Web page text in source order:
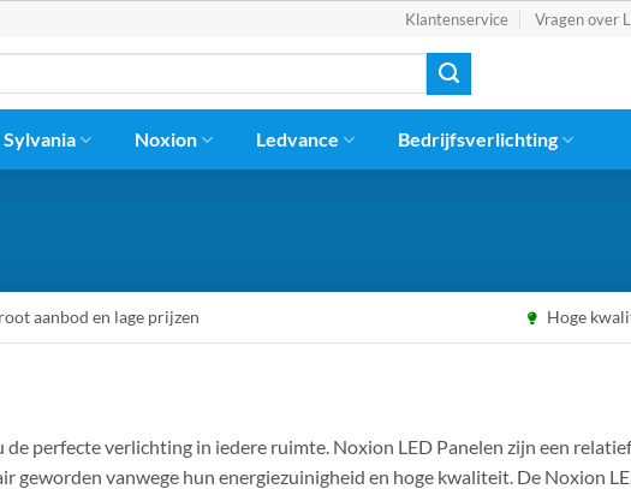
Klantenservice Vragen over
Sylvania Noxion Ledvance Bedrijfsverlichting
aanbod en lage prijzen Hoge
de perfecte verlichting in iedere ruimte. Noxion LED Panelen zijn een
geworden vanwege hun energiezuinigheid en hoge kwaliteit. De Noxion